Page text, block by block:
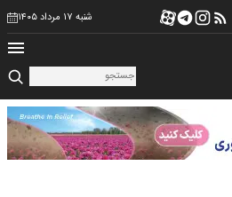
شنبه ۱۷ مرداد ۱۴۰۵